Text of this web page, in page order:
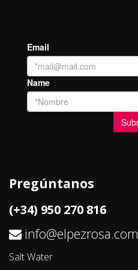
Pregúntanos
(+34) 950 270 816
info@elpezrosa.com
Salt Water